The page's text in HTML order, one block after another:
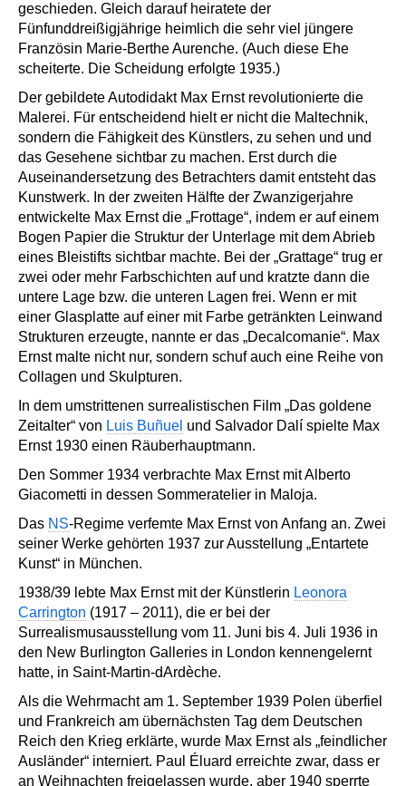
geschieden. Gleich darauf heiratete der
Fünfunddreißigjährige heimlich die sehr viel jüngere
Französin Marie-Berthe Aurenche. (Auch diese Ehe
scheiterte. Die Scheidung erfolgte 1935.)
Der gebildete Autodidakt Max Ernst revolutionierte die
Malerei. Für entscheidend hielt er nicht die Maltechnik,
sondern die Fähigkeit des Künstlers, zu sehen und und
das Gesehene sichtbar zu machen. Erst durch die
Auseinandersetzung des Betrachters damit entsteht das
Kunstwerk. In der zweiten Hälfte der Zwanzigerjahre
entwickelte Max Ernst die „Frottage“, indem er auf einem
Bogen Papier die Struktur der Unterlage mit dem Abrieb
eines Bleistifts sichtbar machte. Bei der „Grattage“ trug er
zwei oder mehr Farbschichten auf und kratzte dann die
untere Lage bzw. die unteren Lagen frei. Wenn er mit
einer Glasplatte auf einer mit Farbe getränkten Leinwand
Strukturen erzeugte, nannte er das „Decalcomanie“. Max
Ernst malte nicht nur, sondern schuf auch eine Reihe von
Collagen und Skulpturen.
In dem umstrittenen surrealistischen Film „Das goldene
Zeitalter“ von Luis Buñuel und Salvador Dalí spielte Max
Ernst 1930 einen Räuberhauptmann.
Den Sommer 1934 verbrachte Max Ernst mit Alberto
Giacometti in dessen Sommeratelier in Maloja.
Das NS-Regime verfemte Max Ernst von Anfang an. Zwei
seiner Werke gehörten 1937 zur Ausstellung „Entartete
Kunst“ in München.
1938/39 lebte Max Ernst mit der Künstlerin Leonora
Carrington (1917 – 2011), die er bei der
Surrealismusausstellung vom 11. Juni bis 4. Juli 1936 in
den New Burlington Galleries in London kennengelernt
hatte, in Saint-Martin-dArdèche.
Als die Wehrmacht am 1. September 1939 Polen überfiel
und Frankreich am übernächsten Tag dem Deutschen
Reich den Krieg erklärte, wurde Max Ernst als „feindlicher
Ausländer“ interniert. Paul Éluard erreichte zwar, dass er
an Weihnachten freigelassen wurde, aber 1940 sperrte